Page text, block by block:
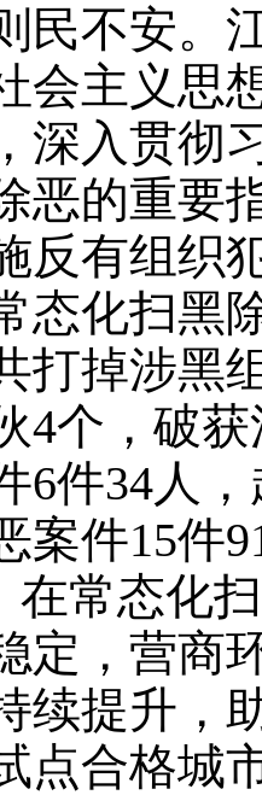
民不安。
会主义思
深入贯彻
恶的重要
反有组织
态化扫黑
打掉涉黑
4个，破
6件34人
案件15件
在常态化
定，营商
续提升，
点合格城